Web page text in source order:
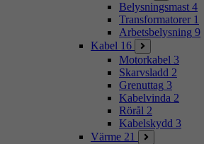
Belysningsmast 4
Transformatorer 1
Arbetsbelysning 9
Kabel 16
Motorkabel 3
Skarvsladd 2
Grenuttag 3
Kabelvinda 2
Rörål 2
Kabelskydd 3
Värme 21